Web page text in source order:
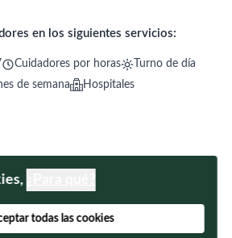
todas las cookies
en los siguientes servicios:
Cuidadores por horas
Turno de día
de semana Hospitales